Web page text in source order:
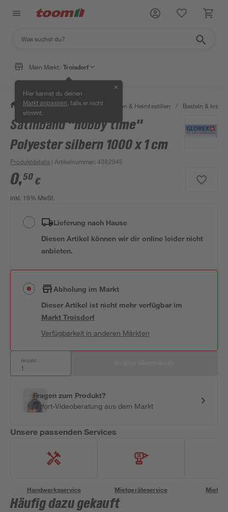
Mein Markt: Troisdorf
Hier kannst du deinen
Markt anpassen , falls er nicht
stimmt.
✕
/ Wohnen & Haushalt / Dekoration & Heimtextilien / Basteln &
Satinband "hobby time"
Polyester silbern 1000 x 1 cm
Produktdetails | Artikelnummer:4382545
0,50 €
inkl. 19% MwSt.
Lieferung nach Hause
Diesen Artikel können wir dir online leider nicht
anbieten.
Abholung im Markt
Dieser Artikel ist nicht mehr verfügbar im
MarktTroisdorf
Verfügbarkeit in anderen Märkten
Anzahl:
Fragen zum Produkt?
Sofort-Videoberatung aus dem Markt
Unsere passenden Services
Handwerksservice Mietgeräteservice
Häufig dazu gekauft